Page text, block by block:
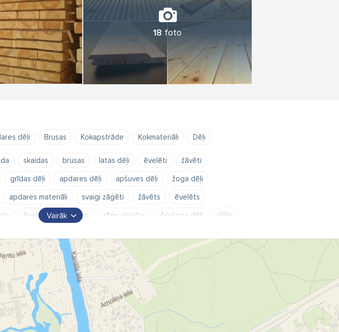
18 foto
dēļi Brusas Kokapstrāde Kokmateriāli Dēļi
skaidas brusas latas dēļi ēvelēti
žāvēti
grīdas dēļi apdares dēļi apšuves dēļi
žoga dēļi
apdares materiāli svaigi zāģēti žāvēts
ēvelēts
ēvelēšanas skaidas zāģu skaidas Apdares dēļi
dēlis
lapegle Zāģmateriālu iepirkšana Malka
Apkures ogles
Vairāk